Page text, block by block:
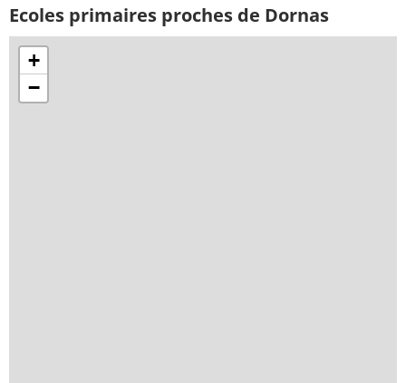
Ecoles primaires proches de Dornas
+
−